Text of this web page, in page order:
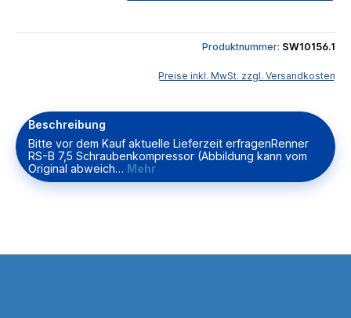
Produktnummer: SW10156.1
Preise inkl. MwSt. zzgl. Versandkosten
Beschreibung
Bitte vor dem Kauf aktuelle Lieferzeit erfragenRenner
RS-B 7,5 Schraubenkompressor (Abbildung kann vom
Original abweich… Mehr